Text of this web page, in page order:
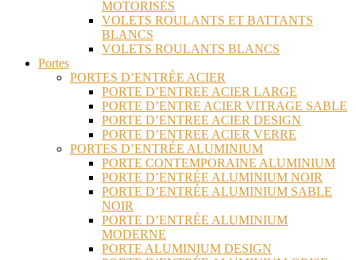
MOTORISÉS
VOLETS ROULANTS ET BATTANTS
BLANCS
VOLETS ROULANTS BLANCS
Portes
PORTES D’ENTRÉE ACIER
PORTE D’ENTREE ACIER LARGE
PORTE D’ENTRE ACIER VITRAGE SABLE
PORTE D’ENTREE ACIER DESIGN
PORTE D’ENTREE ACIER VERRE
PORTES D’ENTRÉE ALUMINIUM
PORTE CONTEMPORAINE ALUMINIUM
PORTE D’ENTRÉE ALUMINIUM NOIR
PORTE D’ENTRÉE ALUMINIUM SABLE
NOIR
PORTE D’ENTRÉE ALUMINIUM
MODERNE
PORTE ALUMINIUM DESIGN